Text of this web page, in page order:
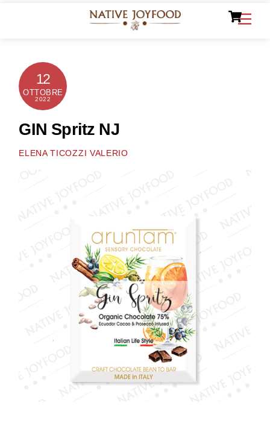
12
OTTOBRE
2022
GIN Spritz NJ
ELENA TICOZZI VALERIO